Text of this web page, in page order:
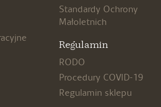
Standardy Ochrony
Małoletnich
Regulamin
RODO
Procedury COVID-19
Regulamin sklepu